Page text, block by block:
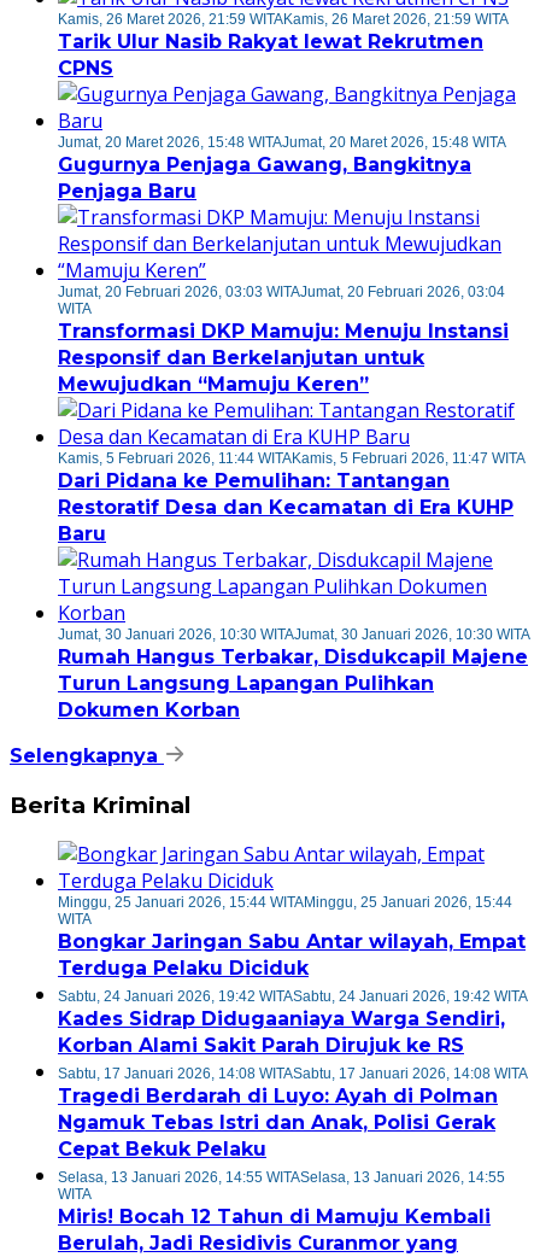
Kamis, 26 Maret 2026, 21:59 WITAKamis, 26 Maret 2026, 21:59 WITA
Tarik Ulur Nasib Rakyat lewat Rekrutmen
CPNS
Jumat, 20 Maret 2026, 15:48 WITAJumat, 20 Maret 2026, 15:48 WITA
Gugurnya Penjaga Gawang, Bangkitnya
Penjaga Baru
Jumat, 20 Februari 2026, 03:03 WITAJumat, 20 Februari 2026, 03:04
WITA
Transformasi DKP Mamuju: Menuju Instansi
Responsif dan Berkelanjutan untuk
Mewujudkan “Mamuju Keren”
Kamis, 5 Februari 2026, 11:44 WITAKamis, 5 Februari 2026, 11:47 WITA
Dari Pidana ke Pemulihan: Tantangan
Restoratif Desa dan Kecamatan di Era KUHP
Baru
Jumat, 30 Januari 2026, 10:30 WITAJumat, 30 Januari 2026, 10:30 WITA
Rumah Hangus Terbakar, Disdukcapil Majene
Turun Langsung Lapangan Pulihkan
Dokumen Korban
Selengkapnya
Berita Kriminal
Minggu, 25 Januari 2026, 15:44 WITAMinggu, 25 Januari 2026, 15:44
WITA
Bongkar Jaringan Sabu Antar wilayah, Empat
Terduga Pelaku Diciduk
Sabtu, 24 Januari 2026, 19:42 WITASabtu, 24 Januari 2026, 19:42 WITA
Kades Sidrap Didugaaniaya Warga Sendiri,
Korban Alami Sakit Parah Dirujuk ke RS
Sabtu, 17 Januari 2026, 14:08 WITASabtu, 17 Januari 2026, 14:08 WITA
Tragedi Berdarah di Luyo: Ayah di Polman
Ngamuk Tebas Istri dan Anak, Polisi Gerak
Cepat Bekuk Pelaku
Selasa, 13 Januari 2026, 14:55 WITASelasa, 13 Januari 2026, 14:55
WITA
Miris! Bocah 12 Tahun di Mamuju Kembali
Berulah, Jadi Residivis Curanmor yang